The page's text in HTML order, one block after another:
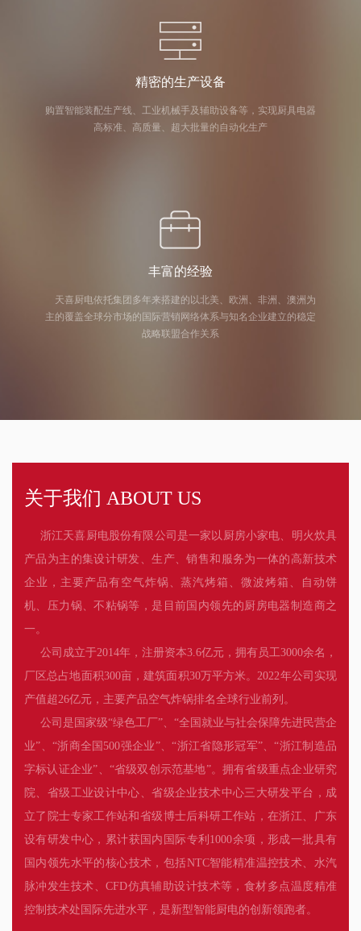
精密的生产设备
购置智能装配生产线、工业机械手及辅助设备等，实现厨具电器
高标准、高质量、超大批量的自动化生产
丰富的经验
天喜厨电依托集团多年来搭建的以北美、欧洲、非洲、澳洲为
主的覆盖全球分市场的国际营销网络体系与知名企业建立的稳定
战略联盟合作关系
关于我们 ABOUT US
浙江天喜厨电股份有限公司是一家以厨房小家电、明火炊具
产品为主的集设计研发、生产、销售和服务为一体的高新技术
企业，主要产品有空气炸锅、蒸汽烤箱、微波烤箱、自动饼
机、压力锅、不粘锅等，是目前国内领先的厨房电器制造商之
一。
公司成立于2014年，注册资本3.6亿元，拥有员工3000余名，
厂区总占地面积300亩，建筑面积30万平方米。2022年公司实现
产值超26亿元，主要产品空气炸锅排名全球行业前列。
公司是国家级“绿色工厂”、“全国就业与社会保障先进民营企
业”、“浙商全国500强企业”、“浙江省隐形冠军”、“浙江制造品
字标认证企业”、“省级双创示范基地”。拥有省级重点企业研究
院、省级工业设计中心、省级企业技术中心三大研发平台，成
立了院士专家工作站和省级博士后科研工作站，在浙江、广东
设有研发中心，累计获国内国际专利1000余项，形成一批具有
国内领先水平的核心技术，包括NTC智能精准温控技术、水汽
脉冲发生技术、CFD仿真辅助设计技术等，食材多点温度精准
控制技术处国际先进水平，是新型智能厨电的创新领跑者。